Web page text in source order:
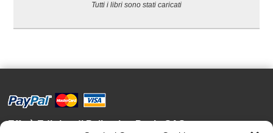
Tutti i libri sono stati caricati
Effatà Editrice di Pellegrino Paolo SAS